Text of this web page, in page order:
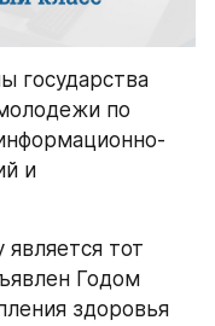
государства
по
и
тот
Годом
здоровья